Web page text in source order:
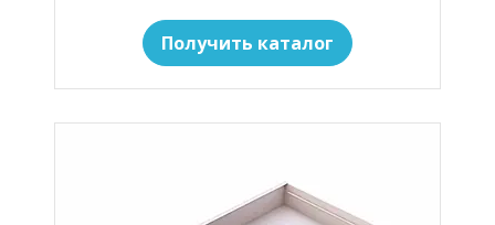
Получить каталог